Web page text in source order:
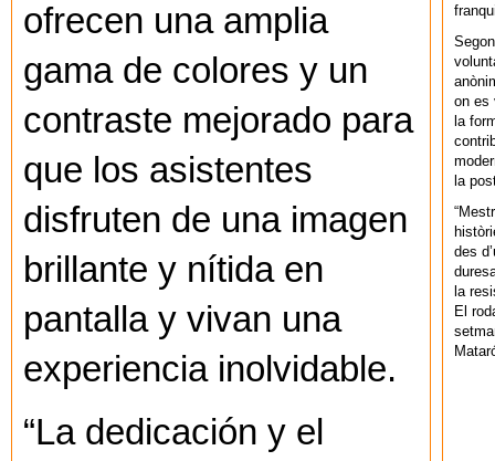
ofrecen una amplia
gama de colores y un
contraste mejorado para
que los asistentes
disfruten de una imagen
brillante y nítida en
pantalla y vivan una
experiencia inolvidable.
“La dedicación y el
on es
la
la
des
la
El